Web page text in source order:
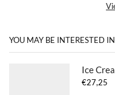
YOU MAY BE INTERESTED
Ice
€27,25